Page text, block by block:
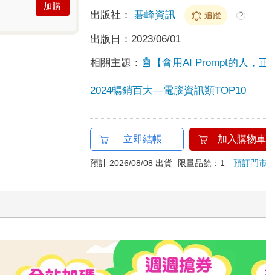
加購
出版社： 碁峰資訊 追蹤 ?
出版日： 2023/06/01
相關主題： 🤖【會用AI Prompt的人，
2024暢銷百大—電腦資訊類TOP10
立即結帳 加入購物車
預計 2026/08/08 出貨 限量品餘：1預訂門